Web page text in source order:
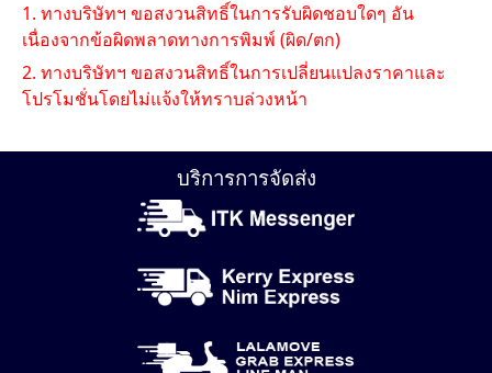
1. ทางบริษัทฯ ขอสงวนสิทธิ์ในการรับผิดชอบใดๆ อัน
เนื่องจากข้อผิดพลาดทางการพิมพ์ (ผิด/ตก)
2. ทางบริษัทฯ ขอสงวนสิทธิ์ในการเปลี่ยนแปลงราคาและ
โปรโมชั่นโดยไม่แจ้งให้ทราบล่วงหน้า
บริการการจัดส่ง